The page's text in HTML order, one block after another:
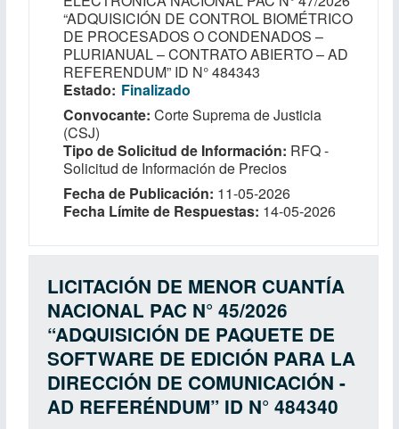
“ADQUISICIÓN DE CONTROL BIOMÉTRICO
DE PROCESADOS O CONDENADOS –
PLURIANUAL – CONTRATO ABIERTO – AD
REFERENDUM” ID N° 484343
Estado Finalizado
Convocante Corte Suprema de Justicia
(CSJ)
Tipo de Solicitud de Información RFQ -
Solicitud de Información de Precios
Fecha de Publicación 11-05-2026
Fecha Límite de Respuestas 14-05-2026
LICITACIÓN DE MENOR CUANTÍA
NACIONAL PAC N° 45/2026
“ADQUISICIÓN DE PAQUETE DE
SOFTWARE DE EDICIÓN PARA LA
DIRECCIÓN DE COMUNICACIÓN -
AD REFERÉNDUM” ID N° 484340